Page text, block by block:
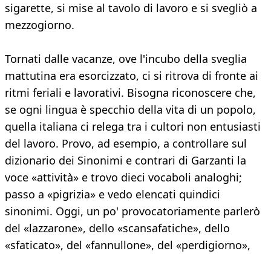
sigarette, si mise al tavolo di lavoro e si svegliò a
mezzogiorno.
Tornati dalle vacanze, ove l'incubo della sveglia
mattutina era esorcizzato, ci si ritrova di fronte ai
ritmi feriali e lavorativi. Bisogna riconoscere che,
se ogni lingua è specchio della vita di un popolo,
quella italiana ci relega tra i cultori non entusiasti
del lavoro. Provo, ad esempio, a controllare sul
dizionario dei Sinonimi e contrari di Garzanti la
voce «attività» e trovo dieci vocaboli analoghi;
passo a «pigrizia» e vedo elencati quindici
sinonimi. Oggi, un po' provocatoriamente parlerò
del «lazzarone», dello «scansafatiche», dello
«sfaticato», del «fannullone», del «perdigiorno»,